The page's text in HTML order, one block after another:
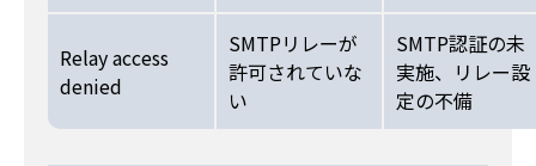
Relay access
denied
SMTPリレーが
許可されていな
い
SMTP認証の未
実施、リレー設
定の不備